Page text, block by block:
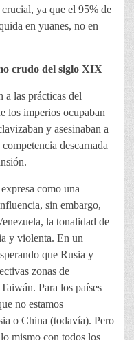
ya que el 95% de
en yuanes, no en
crudo del siglo XIX
a las prácticas del
los imperios ocupaban
y asesinaban a
descarnada
como una
sin embargo,
la tonalidad de
y violenta. En un
que Rusia y
zonas de
Para los países
no estamos
o China (todavía). Pero
mismo con todos los